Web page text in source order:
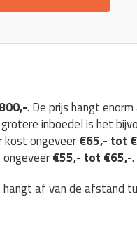
. De prijs hangt
inboedel is het
kost ongeveer€65,- tot
ongeveer€55,- tot €65,-.
af van de afstand